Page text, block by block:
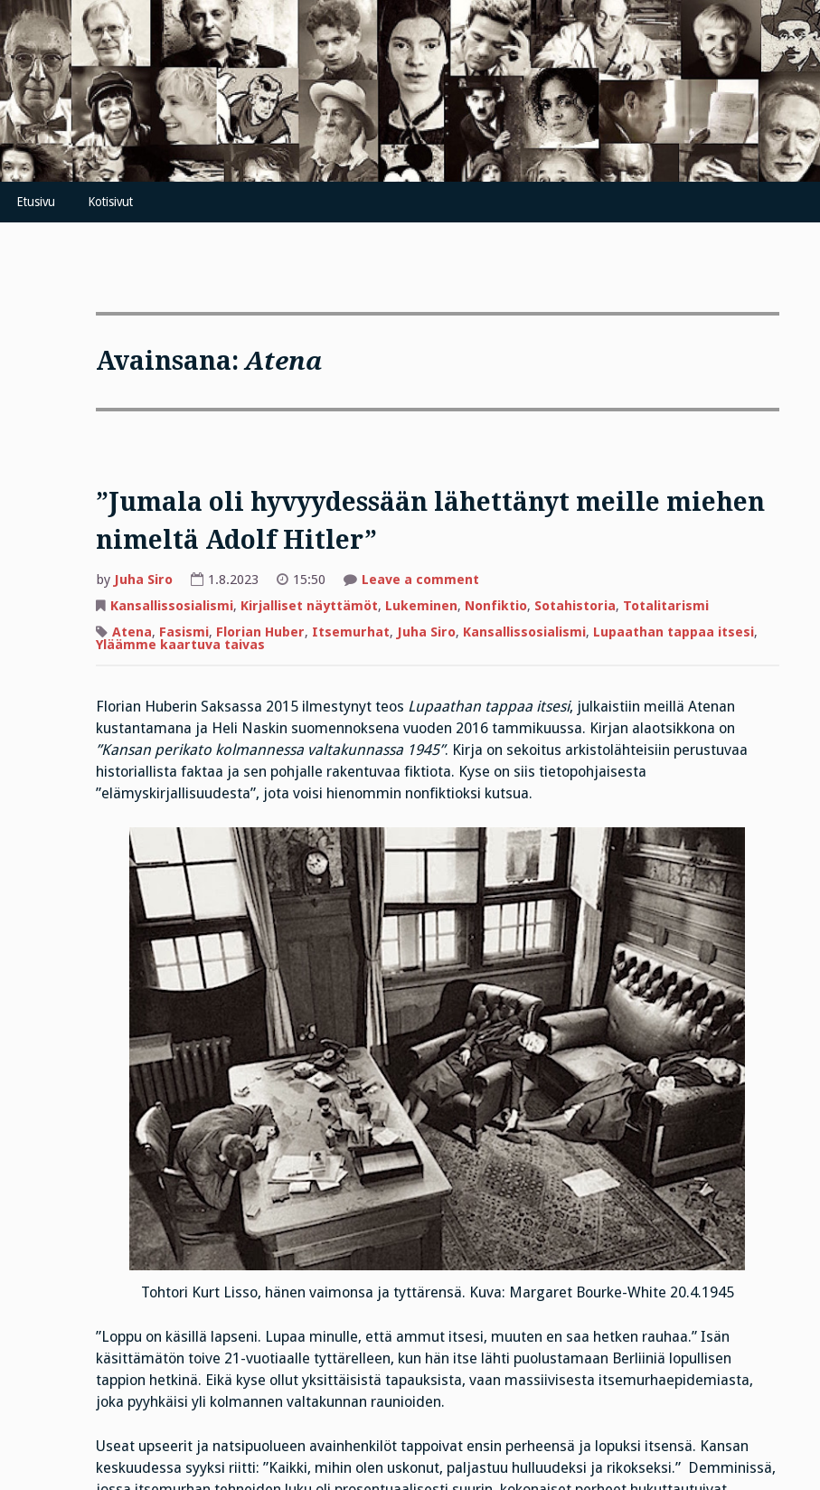
Skip
to
content
Etusivu Kotisivut
Avainsana:Atena
”Jumala oli hyvyydessään lähettänyt meille miehen
nimeltä Adolf Hitler”
by Juha Siro 1.8.2023 15:50 Leave a commenton
oli
hyvyydessään
lähettänyt
meille
Kansallissosialismi, Kirjalliset näyttämöt, Lukeminen, Nonfiktio, Sotahistoria, Totalitarismi
Atena, Fasismi, Florian Huber, Itsemurhat, Juha Siro, Kansallissosialismi, Lupaathan tappaa itsesi,
Yläämme kaartuva taivas
Florian Huberin Saksassa 2015 ilmestynyt teos Lupaathan tappaa itsesi, julkaistiin meillä Atenan
kustantamana ja Heli Naskin suomennoksena vuoden 2016 tammikuussa. Kirjan alaotsikkona on
”Kansan perikato kolmannessa valtakunnassa 1945”. Kirja on sekoitus arkistolähteisiin perustuvaa
historiallista faktaa ja sen pohjalle rakentuvaa fiktiota. Kyse on siis tietopohjaisesta
”elämyskirjallisuudesta”, jota voisi hienommin nonfiktioksi kutsua.
Tohtori Kurt Lisso, hänen vaimonsa ja tyttärensä. Kuva: Margaret Bourke-White 20.4.1945
”Loppu on käsillä lapseni. Lupaa minulle, että ammut itsesi, muuten en saa hetken rauhaa.” Isän
käsittämätön toive 21-vuotiaalle tyttärelleen, kun hän itse lähti puolustamaan Berliiniä lopullisen
tappion hetkinä. Eikä kyse ollut yksittäisistä tapauksista, vaan massiivisesta itsemurhaepidemiasta,
joka pyyhkäisi yli kolmannen valtakunnan raunioiden.
Useat upseerit ja natsipuolueen avainhenkilöt tappoivat ensin perheensä ja lopuksi itsensä. Kansan
keskuudessa syyksi riitti: ”Kaikki, mihin olen uskonut, paljastuu hulluudeksi ja rikokseksi.” Demminissä,